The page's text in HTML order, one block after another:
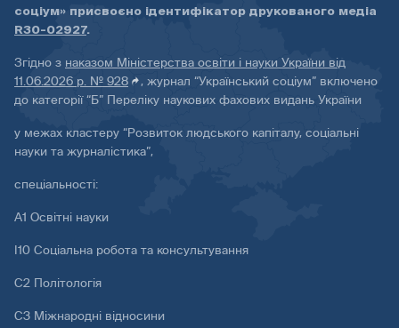
соціум» присвоєно ідентифікатор друкованого медіа
R30-02927.
Згідно з наказом Міністерства освіти і науки України від
11.06.2026 р. № 928
, журнал “Український соціум” включено
до категорії “Б” Переліку наукових фахових видань України
у межах кластеру “Розвиток людського капіталу, соціальні
науки та журналістика”,
спеціальності:
А1 Освітні науки
І10 Соціальна робота та консультування
С2 Політологія
С3 Міжнародні відносини